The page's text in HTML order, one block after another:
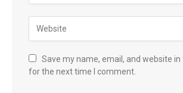
Save my name, email, and website
for the next time I comment.